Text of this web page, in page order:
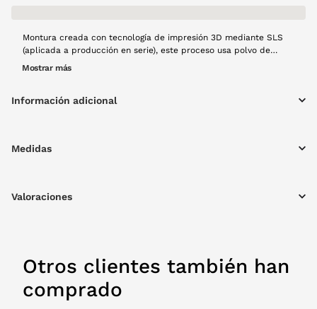
Montura creada con tecnología de impresión 3D mediante SLS
(aplicada a producción en serie), este proceso usa polvo de
Nylon 12, material que aporta resistencia y ligereza al diseño,
cuadrada y color berenjena en acabado opaco, forma cuadrada,
Mostrar más
Información adicional
Medidas
Valoraciones
Otros clientes también han
comprado